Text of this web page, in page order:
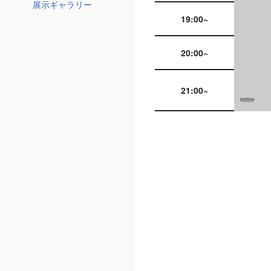
展示ギャラリー
19:00~
20:00~
21:00~
時間外